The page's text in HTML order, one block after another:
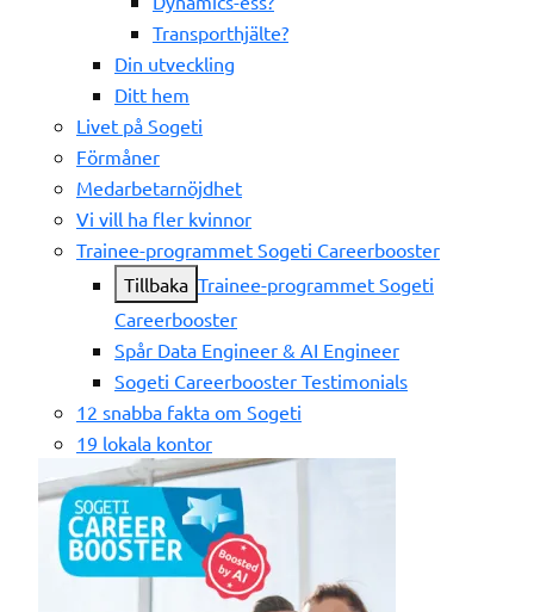
Transporthjälte?
Din utveckling
Ditt hem
Livet på Sogeti
Förmåner
Medarbetarnöjdhet
Vi vill ha fler kvinnor
Trainee-programmet Sogeti Careerbooster
Tillbaka Trainee-programmet Sogeti
Careerbooster
Spår Data Engineer & AI Engineer
Sogeti Careerbooster Testimonials
12 snabba fakta om Sogeti
19 lokala kontor